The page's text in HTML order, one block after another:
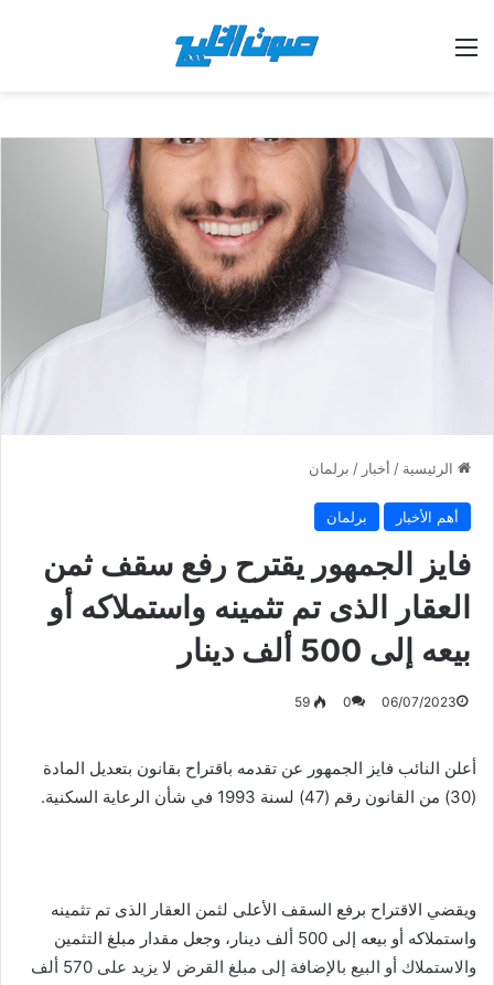
القائمة
الرئيسية / أخبار / برلمان
أهم الأخبار برلمان
فايز الجمهور يقترح رفع سقف ثمن
العقار الذى تم تثمينه واستملاكه أو
بيعه إلى 500 ألف دينار
06/07/2023
0
59
أعلن النائب فايز الجمهور عن تقدمه باقتراح بقانون بتعديل المادة
(30) من القانون رقم (47) لسنة 1993 في شأن الرعاية السكنية.
ويقضي الاقتراح برفع السقف الأعلى لثمن العقار الذى تم تثمينه
واستملاكه أو بيعه إلى 500 ألف دينار، وجعل مقدار مبلغ التثمين
والاستملاك أو البيع بالإضافة إلى مبلغ القرض لا يزيد على 570 ألف